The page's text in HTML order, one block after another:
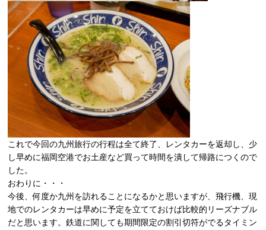
これで今回の九州旅行の行程は全て終了、レンタカーを返却し、少
し早めに福岡空港でお土産など買って時間を潰して帰路につくので
した。
おわりに・・・
今後、何度か九州を訪れることになるかと思いますが、飛行機、現
地でのレンタカーは早めに予定を立てておけば比較的リーズナブル
だと思います。鉄道に関しても期間限定の割引切符がでるタイミン